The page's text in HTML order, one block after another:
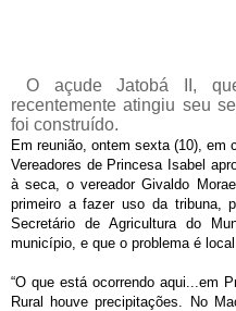
O açude Jatobá II,
recentemente atingiu seu
foi construído.
Em reunião, ontem sexta (10), em
Vereadores de Princesa Isabel
à seca, o vereador Givaldo
primeiro a fazer uso da tribuna,
Secretário de Agricultura do
município, e que o problema é local.
“O que está ocorrendo aqui...em
Rural houve precipitações. No